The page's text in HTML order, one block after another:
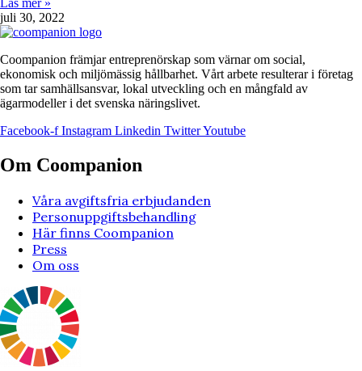
Läs mer »
juli 30, 2022
Coompanion främjar entreprenörskap som värnar om social,
ekonomisk och miljömässig hållbarhet. Vårt arbete resulterar i företag
som tar samhällsansvar, lokal utveckling och en mångfald av
ägarmodeller i det svenska näringslivet.
Facebook-f Instagram Linkedin TwitterYoutube
Om Coompanion
Våra avgiftsfria erbjudanden
Personuppgiftsbehandling
Här finns Coompanion
Press
Om oss